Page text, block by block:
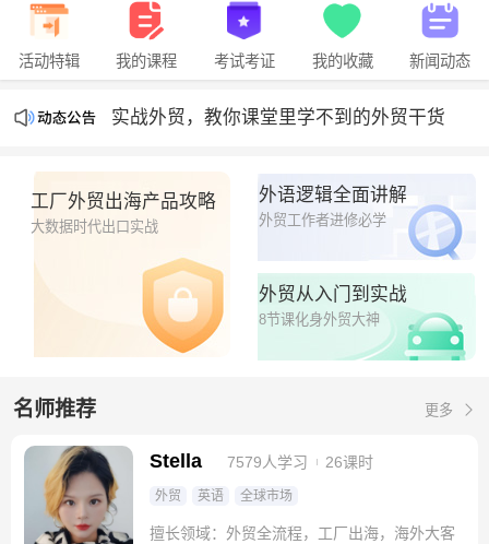
活动特辑 我的课程 考试考证 我的收藏 新闻动态
实战外贸，教你课堂里学不到的外贸干货
钮钴禄Stella外贸官方平台隆重上线🧨🧨🧨
点击下方「课程」即可开始学习📚📚📚
实战外贸，教你课堂里学不到的外贸干货
工厂外贸出海产品攻略
大数据时代出口实战
外语逻辑全面讲解
外贸工作者进修必学
外贸从入门到实战
8节课化身外贸大神
名师推荐 更多
Stella 7579人学习 26课时
外贸 英语 全球市场
擅长领域：外贸全流程，工厂出海，海外大客